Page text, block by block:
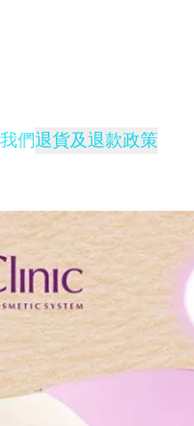
們退貨及退款政策